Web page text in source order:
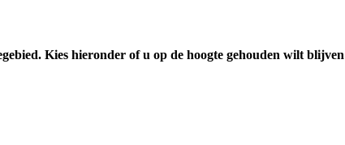
Kies hieronder of u op de hoogte gehouden wilt